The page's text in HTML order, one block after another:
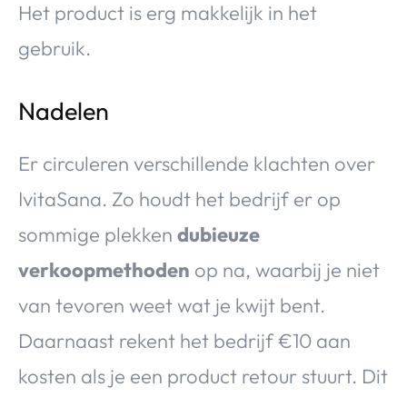
Het product is erg makkelijk in het
gebruik.
Nadelen
Er circuleren verschillende klachten over
IvitaSana. Zo houdt het bedrijf er op
sommige plekken dubieuze
verkoopmethoden op na, waarbij je niet
van tevoren weet wat je kwijt bent.
Daarnaast rekent het bedrijf €10 aan
kosten als je een product retour stuurt. Dit